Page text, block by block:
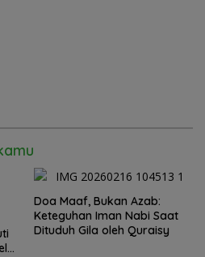
Doa Maaf, Bukan Azab:
Keteguhan Iman Nabi Saat
Dituduh Gila oleh Quraisy